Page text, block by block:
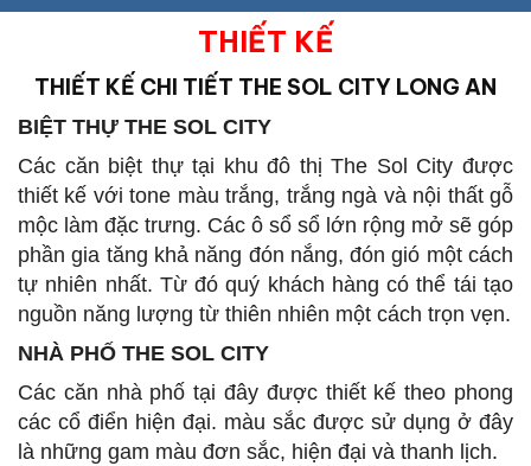
THIẾT KẾ
THIẾT KẾ CHI TIẾT THE SOL CITY LONG AN
BIỆT THỰ THE SOL CITY
Các căn biệt thự tại khu đô thị The Sol City được
thiết kế với tone màu trắng, trắng ngà và nội thất gỗ
mộc làm đặc trưng. Các ô sổ sổ lớn rộng mở sẽ góp
phần gia tăng khả năng đón nắng, đón gió một cách
tự nhiên nhất. Từ đó quý khách hàng có thể tái tạo
nguồn năng lượng từ thiên nhiên một cách trọn vẹn.
NHÀ PHỐ THE SOL CITY
Các căn nhà phố tại đây được thiết kế theo phong
các cổ điển hiện đại. màu sắc được sử dụng ở đây
là những gam màu đơn sắc, hiện đại và thanh lịch.